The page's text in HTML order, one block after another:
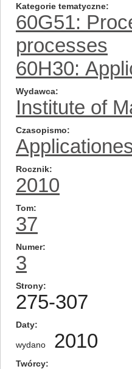
Kategorie tematyczne
60G51:
processes
60H30:
Wydawca
Institute of
Czasopismo
Rocznik
2010
Tom
37
Numer
3
Strony
275-307
Daty
wydano 2010
Twórcy